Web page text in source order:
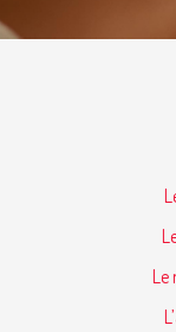
Le